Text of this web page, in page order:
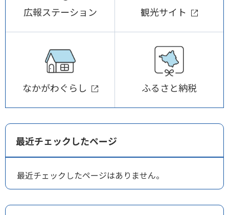
広報ステーション 観光サイト
なかがわぐらし ふるさと納税
最近チェックしたページ
最近チェックしたページはありません。